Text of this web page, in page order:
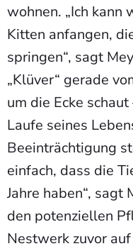
wohnen. „Ich kann
Kitten anfangen,
springen“, sagt
„Klüver“ gerade
um die Ecke
Laufe seines
Beeinträchtigung
einfach, dass die
Jahre haben“, sagt
den potenziellen
Nestwerk zuvor